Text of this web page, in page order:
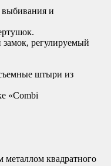
выбивания и
регулируемый
штыри из
«Combi
металлом квадратного